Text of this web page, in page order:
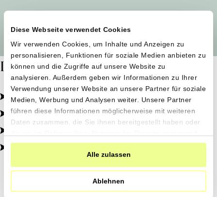
Diese Webseite verwendet Cookies
Wir verwenden Cookies, um Inhalte und Anzeigen zu
personalisieren, Funktionen für soziale Medien anbieten zu
können und die Zugriffe auf unsere Website zu
analysieren. Außerdem geben wir Informationen zu Ihrer
Verwendung unserer Website an unsere Partner für soziale
Medien, Werbung und Analysen weiter. Unsere Partner
führen diese Informationen möglicherweise mit weiteren
Daten zusammen, die Sie ihnen bereitgestellt haben oder
haben.
Alle zulassen
Ablehnen
Dafür stehen wir
Pestizidfrei angebaut, schonend verarbeitet.
Natürliche Zutaten, echter Geschmack.
Von kleinen Höfen, direkt zu dir.
100% transparent, 0% Zusatzstoffe.